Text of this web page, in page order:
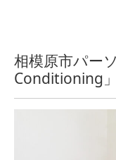
相模原市パー
Conditioning